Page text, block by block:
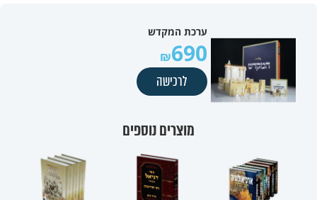
ערכת המקדש
690
לרכישה
מוצרים נוספים